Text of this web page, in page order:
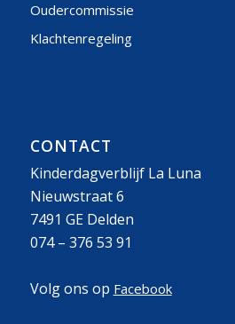
Oudercommissie
Klachtenregeling
CONTACT
Kinderdagverblijf La Luna
Nieuwstraat 6
7491 GE Delden
074 – 376 53 91
Volg ons op Facebook